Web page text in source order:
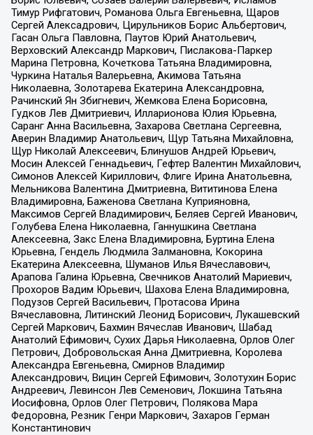
Тимур Рифгатович, Романова Ольга Евгеньевна, Щаров
Сергей Алексадрович, Цирульников Борис Альбертович,
Гасан Ольга Павловна, Паутов Юрий Анатольевич,
Верховский Александр Маркович, Пислакова-Паркер
Марина Петровна, Кочеткова Татьяна Владимировна,
Чуркина Наталья Валерьевна, Акимова Татьяна
Николаевна, Золотарева Екатерина Александровна,
Рачинский Ян Збигневич, Жемкова Елена Борисовна,
Гудков Лев Дмитриевич, Илларионова Юлия Юрьевна,
Саранг Анна Васильевна, Захарова Светлана Сергеевна,
Аверин Владимир Анатольевич, Щур Татьяна Михайловна,
Щур Николай Алексеевич, Блинушов Андрей Юрьевич,
Мосин Алексей Геннадьевич, Гефтер Валентин Михайлович,
Симонов Алексей Кириллович, Флиге Ирина Анатольевна,
Мельникова Валентина Дмитриевна, Вититинова Елена
Владимировна, Баженова Светлана Куприяновна,
Максимов Сергей Владимирович, Беляев Сергей Иванович,
Голубева Елена Николаевна, Ганнушкина Светлана
Алексеевна, Закс Елена Владимировна, Буртина Елена
Юрьевна, Гендель Людмила Залмановна, Кокорина
Екатерина Алексеевна, Шуманов Илья Вячеславович,
Арапова Галина Юрьевна, Свечников Анатолий Мариевич,
Прохоров Вадим Юрьевич, Шахова Елена Владимировна,
Подузов Сергей Васильевич, Протасова Ирина
Вячеславовна, Литинский Леонид Борисович, Лукашевский
Сергей Маркович, Бахмин Вячеслав Иванович, Шабад
Анатолий Ефимович, Сухих Дарья Николаевна, Орлов Олег
Петрович, Добровольская Анна Дмитриевна, Королева
Александра Евгеньевна, Смирнов Владимир
Александрович, Вицин Сергей Ефимович, Золотухин Борис
Андреевич, Левинсон Лев Семенович, Локшина Татьяна
Иосифовна, Орлов Олег Петрович, Полякова Мара
Федоровна, Резник Генри Маркович, Захаров Герман
Константинович